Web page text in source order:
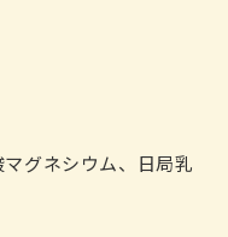
グネシウム、日局乳